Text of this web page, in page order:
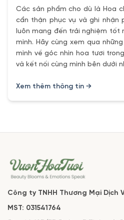
Các sản phẩm cho dù là Hoa
cẩn thận phục vụ và ghi nhận
luôn mang đến trải nghiệm tốt
mình. Hãy cùng xem qua
mình về góc nhìn hoa tươi
và kết nối cùng mình bên dưới
Xem thêm thông tin →
Công ty TNHH Thương Mại Dịch
MST: 031541764